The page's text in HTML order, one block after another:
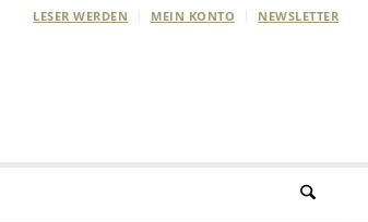
LESER WERDEN MEIN KONTO NEWSLETTER